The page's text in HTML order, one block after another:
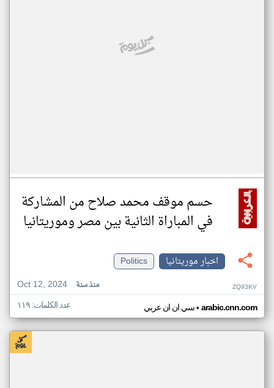
حسم موقف محمد صلاح من المشاركة
في المباراة الثانية بين مصر وموريتانيا
اخبار موريتانيا
Politics
Oct 12, 2024
منذ سنة ZQ93KV
سي ان ان عربي• arabic.cnn.com عدد الكلمات: ١١٩